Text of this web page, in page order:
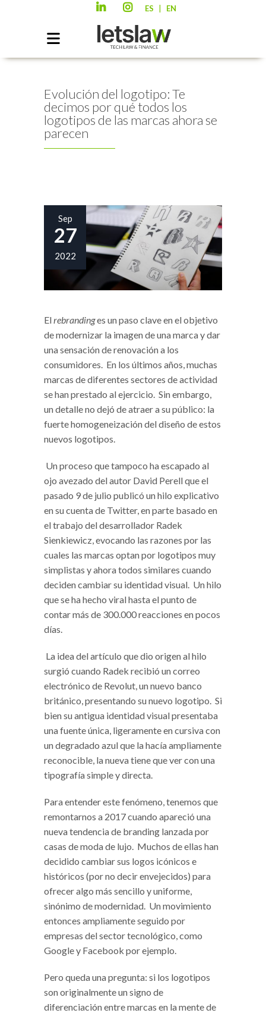
ES EN
Evolución del logotipo: Te
decimos por qué todos los
logotipos de las marcas ahora se
parecen
Sep
27
2022
Elrebrandinges un paso clave en el objetivo
de modernizar la imagen de una marca y dar
una sensación de renovación a los
consumidores. En los últimos años, muchas
marcas de diferentes sectores de actividad
se han prestado al ejercicio. Sin embargo,
un detalle no dejó de atraer a su público: la
fuerte homogeneización del diseño de estos
nuevos logotipos.
Un proceso que tampoco ha escapado al
ojo avezado del autor David Perell que el
pasado 9 de julio publicó un hilo explicativo
en su cuenta de Twitter, en parte basado en
el trabajo del desarrollador Radek
Sienkiewicz, evocando las razones por las
cuales las marcas optan por logotipos muy
simplistas y ahora todos similares cuando
deciden cambiar su identidad visual. Un hilo
que se ha hecho viral hasta el punto de
contar más de 300.000 reacciones en pocos
días.
La idea del artículo que dio origen al hilo
surgió cuando Radek recibió un correo
electrónico de Revolut, un nuevo banco
británico, presentando su nuevo logotipo. Si
bien su antigua identidad visual presentaba
una fuente única, ligeramente en cursiva con
un degradado azul que la hacía ampliamente
reconocible, la nueva tiene que ver con una
tipografía simple y directa.
Para entender este fenómeno, tenemos que
remontarnos a 2017 cuando apareció una
nueva tendencia de branding lanzada por
casas de moda de lujo. Muchos de ellas han
decidido cambiar sus logos icónicos e
históricos (por no decir envejecidos) para
ofrecer algo más sencillo y uniforme,
sinónimo de modernidad. Un movimiento
entonces ampliamente seguido por
empresas del sector tecnológico, como
Google y Facebook por ejemplo.
Pero queda una pregunta: si los logotipos
son originalmente un signo de
diferenciación entre marcas en la mente de